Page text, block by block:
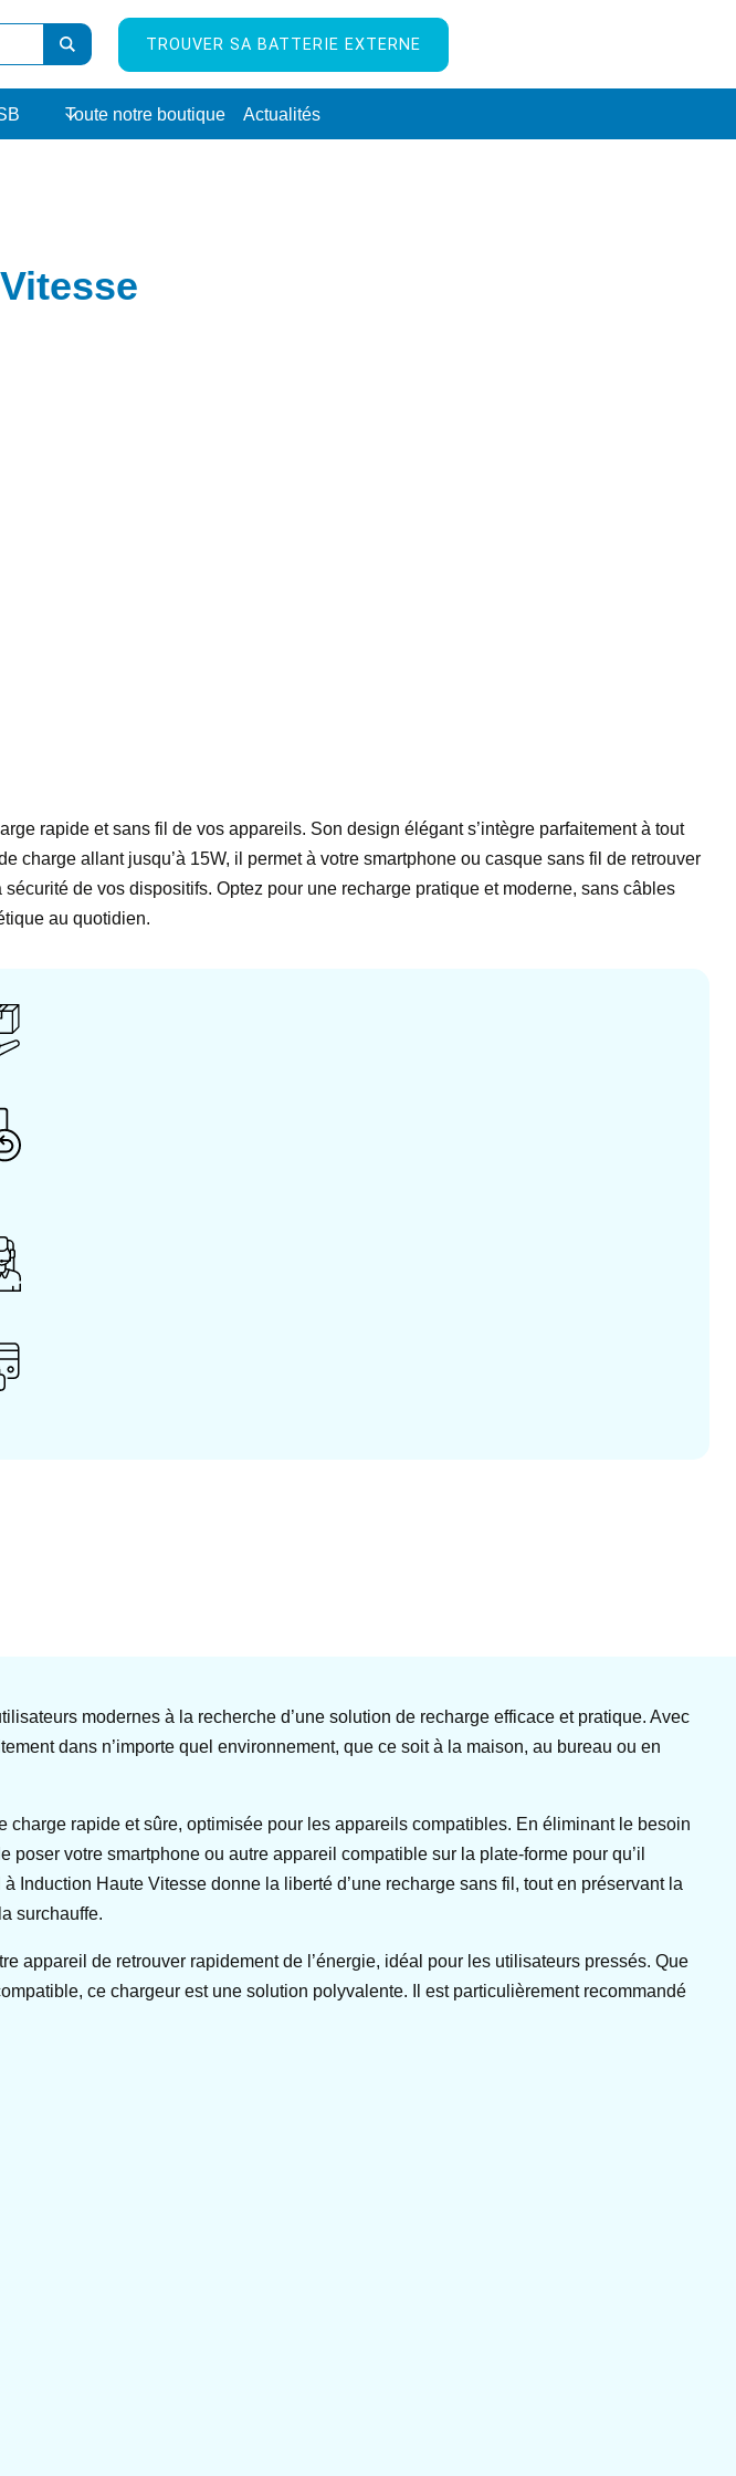
TROUVER SA BATTERIE EXTERNE
Toute notre boutique Actualités
rapide et sans fil de vos appareils. Son design élégant s’intègre parfaitement à tout
allant jusqu’à 15W, il permet à votre smartphone ou casque sans fil de retrouver
de vos dispositifs. Optez pour une recharge pratique et moderne, sans câbles
au quotidien.
modernes à la recherche d’une solution de recharge efficace et pratique. Avec
dans n’importe quel environnement, que ce soit à la maison, au bureau ou en
rapide et sûre, optimisée pour les appareils compatibles. En éliminant le besoin
votre smartphone ou autre appareil compatible sur la plate-forme pour qu’il
Haute Vitesse donne la liberté d’une recharge sans fil, tout en préservant la
surchauffe.
appareil de retrouver rapidement de l’énergie, idéal pour les utilisateurs pressés. Que
ce chargeur est une solution polyvalente. Il est particulièrement recommandé